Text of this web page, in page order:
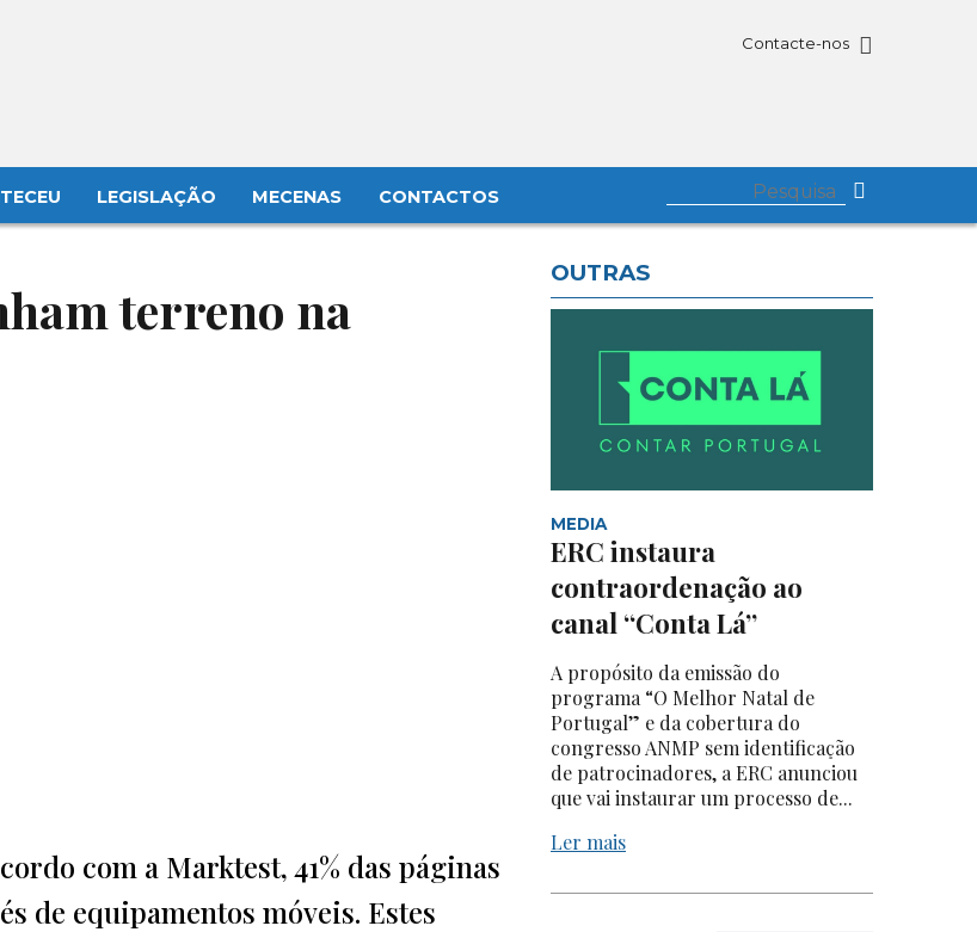
Contacte-nos
LEGISLAÇÃO MECENAS CONTACTOS
terreno na
com a Marktest, 41% das páginas
de equipamentos móveis. Estes
OUTRAS
MEDIA
ERC instaura
contraordenação ao
canal “Conta Lá”
A propósito da emissão do
programa “O Melhor Natal de
Portugal” e da cobertura do
congresso ANMP sem identificação
de patrocinadores, a ERC anunciou
que vai instaurar um processo de...
Ler mais